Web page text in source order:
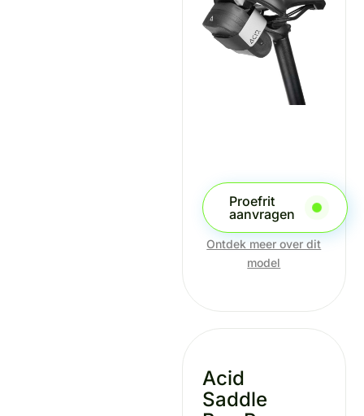
Proefrit
aanvragen
Ontdek meer over dit
model
Acid
Saddle